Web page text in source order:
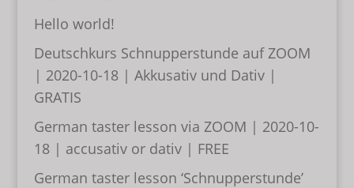
Hello world!
Deutschkurs Schnupperstunde auf ZOOM
| 2020-10-18 | Akkusativ und Dativ |
GRATIS
German taster lesson via ZOOM | 2020-10-
18 | accusativ or dativ | FREE
German taster lesson ‘Schnupperstunde’